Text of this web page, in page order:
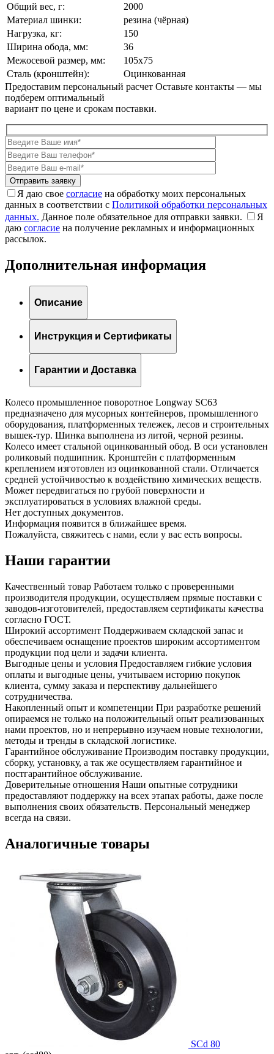
Общий вес, г:
2000
Материал шинки:
резина (чёрная)
Нагрузка, кг:
150
Ширина обода, мм:
36
Межосевой размер, мм:
105x75
Сталь (кронштейн):
Оцинкованная
Предоставим персональный расчет Оставьте контакты — мы
подберем оптимальный
вариант по цене и срокам поставки.
Я даю свое согласие на обработку моих персональных
данных в соответствии с Политикой обработки персональных
данных. Данное поле обязательное для отправки заявки.
Я
даю согласие на получение рекламных и информационных
рассылок.
Дополнительная информация
Описание
Инструкция и Сертификаты
Гарантии и Доставка
Колесо промышленное поворотное Longway SС63
предназначено для мусорных контейнеров, промышленного
оборудования, платформенных тележек, лесов и строительных
вышек-тур. Шинка выполнена из литой, черной резины.
Колесо имеет стальной оцинкованный обод. В оси установлен
роликовый подшипник. Кронштейн с платформенным
креплением изготовлен из оцинкованной стали. Отличается
средней устойчивостью к воздействию химических веществ.
Может передвигаться по грубой поверхности и
эксплуатироваться в условиях влажной среды.
Нет доступных документов.
Информация появится в ближайшее время.
Пожалуйста, свяжитесь с нами, если у вас есть вопросы.
Наши гарантии
Качественный товар Работаем только с проверенными
производителя продукции, осуществляем прямые поставки с
заводов-изготовителей, предоставляем сертификаты качества
согласно ГОСТ.
Широкий ассортимент Поддерживаем складской запас и
обеспечиваем оснащение проектов широким ассортиментом
продукции под цели и задачи клиента.
Выгодные цены и условия Предоставляем гибкие условия
оплаты и выгодные цены, учитываем историю покупок
клиента, сумму заказа и перспективу дальнейшего
сотрудничества.
Накопленный опыт и компетенции При разработке решений
опираемся не только на положительный опыт реализованных
нами проектов, но и непрерывно изучаем новые технологии,
методы и тренды в складской логистике.
Гарантийное обслуживание Производим поставку продукции,
сборку, установку, а так же осуществляем гарантийное и
постгарантийное обслуживание.
Доверительные отношения Наши опытные сотрудники
предоставляют поддержку на всех этапах работы, даже после
выполнения своих обязательств. Персональный менеджер
всегда на связи.
Аналогичные товары
SCd 80